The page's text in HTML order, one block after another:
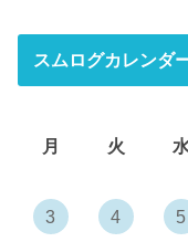
スムログカレンダ
月
火 水
3
4 5